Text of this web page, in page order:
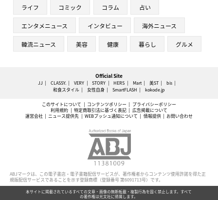
ライフ コミック コラム 占い
エンタメニュース インタビュー 海外ニュース
韓流ニュース 美容 健康 暮らし グルメ
Official Site
JJ CLASSY. VERY STORY HERS Mart 美ST
bis
和食スタイル
女性自身 SmartFLASH kokode.jp
このサイトについて コンテンツポリシー
プライバシーポリシー
利用規約
特定商取引法に基づく表記
広告掲載について
運営会社
ニュース提供先 WEBプッシュ通知について 情報提供 お問い合わせ
ABJマークは、この電子書店・電子書籍配信サービスが、著作権者からコンテンツ使用許諾を得た正
規版配信サービスであることを示す登録商標（登録番号 第6091713号）です。
本サイトに掲載されているすべての文章・画像の無断転載・複製行為を固く禁止します。すべて
の著作権は光文社に帰属します。